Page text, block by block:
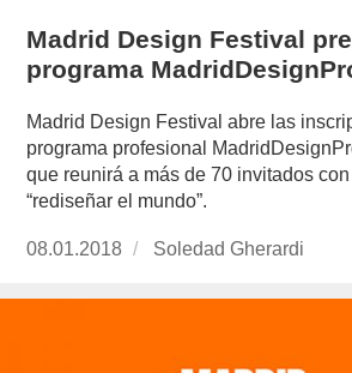
Madrid Design Festival
programa
Madrid Design Festival abre las
programa profesional
que reunirá a más de 70 invitados
“rediseñar el mundo”.
Publicado
08.01.2018
https://
Soledad Gherardi